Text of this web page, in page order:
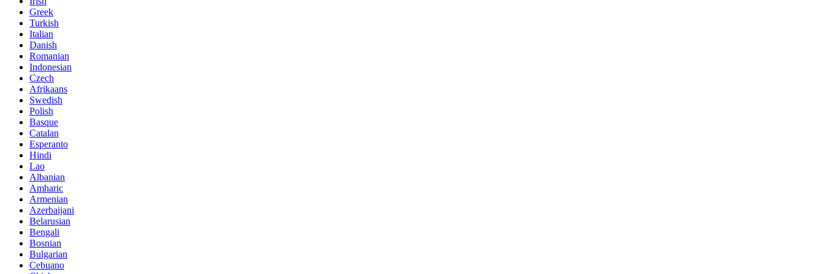
Greek
Turkish
Italian
Danish
Romanian
Indonesian
Czech
Afrikaans
Swedish
Polish
Basque
Catalan
Esperanto
Hindi
Lao
Albanian
Amharic
Armenian
Azerbaijani
Belarusian
Bengali
Bosnian
Bulgarian
Cebuano